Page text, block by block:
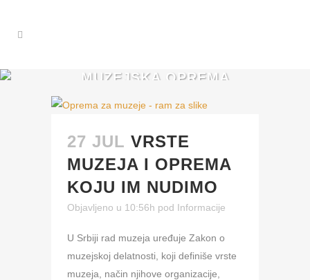
MUZEJSKA OPREMA
27 JUL VRSTE
MUZEJA I OPREMA
KOJU IM NUDIMO
Objavljeno u 10:56h pod Informacije
U Srbiji rad muzeja uređuje Zakon o
muzejskoj delatnosti, koji definiše vrste
muzeja, način njihove organizacije,